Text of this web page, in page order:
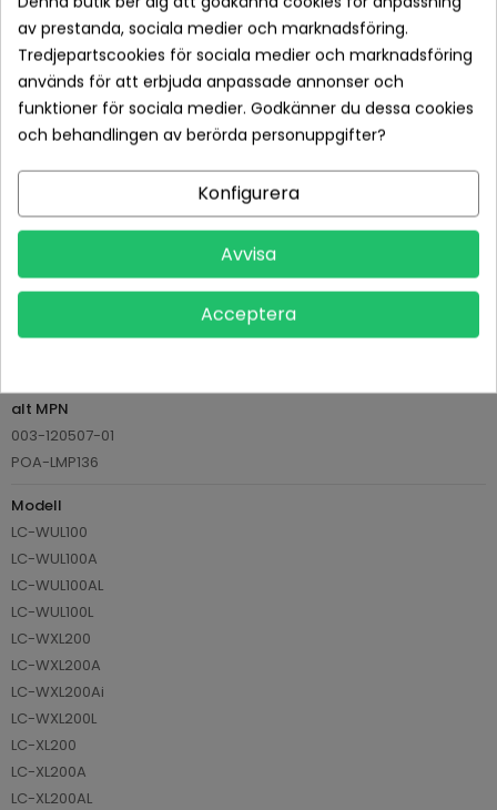
Returvillkor 14 dagars öppet köp (se köpvillkor)
PRODUKTDETALJER
AVP610-346-9607
Passar märke
EIKI
alt MPN
003-120507-01
POA-LMP136
Modell
LC-WUL100
LC-WUL100A
LC-WUL100AL
LC-WUL100L
LC-WXL200
LC-WXL200A
LC-WXL200Ai
LC-WXL200L
LC-XL200
LC-XL200A
LC-XL200AL
av prestanda, sociala medier och marknadsföring.
Tredjepartscookies för sociala medier och marknadsföring
används för att erbjuda anpassade annonser och
funktioner för sociala medier. Godkänner du dessa cookies
och behandlingen av berörda personuppgifter?
Konfigurera
Avvisa
Acceptera